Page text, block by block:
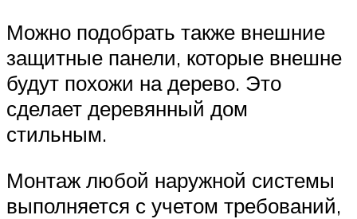
Можно подобрать также внешние
защитные панели, которые внешне
будут похожи на дерево. Это
сделает деревянный дом
стильным.
Монтаж любой наружной системы
выполняется с учетом требований,